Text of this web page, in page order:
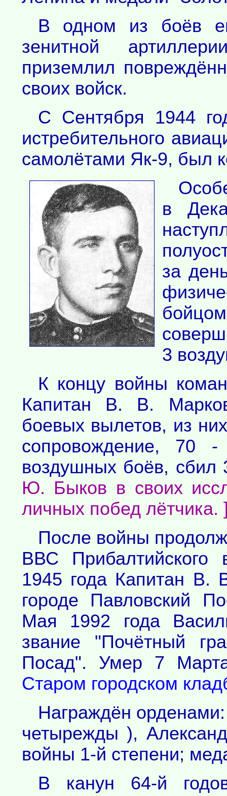
В одном из боёв
зенитной
приземлил
своих войск.
С Сентября 1944
истребительного
самолётами Як-9, был
в
за
3
К концу войны
Капитан В. В.
боевых вылетов, из
сопровождение, 70
воздушных боёв,
Ю. Быков в своих
личных побед лётчика.
После войны
ВВС Прибалтийского
1945 года Капитан
городе Павловский
Мая 1992 года
звание "Почётный
Посад". Умер 7
Старом городском
Награждён
четырежды ),
войны 1-й степени;
В канун 64-й